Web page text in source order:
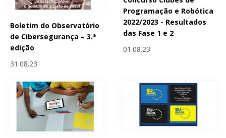
Boletim do Observatório
de Cibersegurança – 3.ª
edição
31.08.23
Programação e Robótica
2022/2023 - Resultados
das Fase 1 e 2
01.08.23